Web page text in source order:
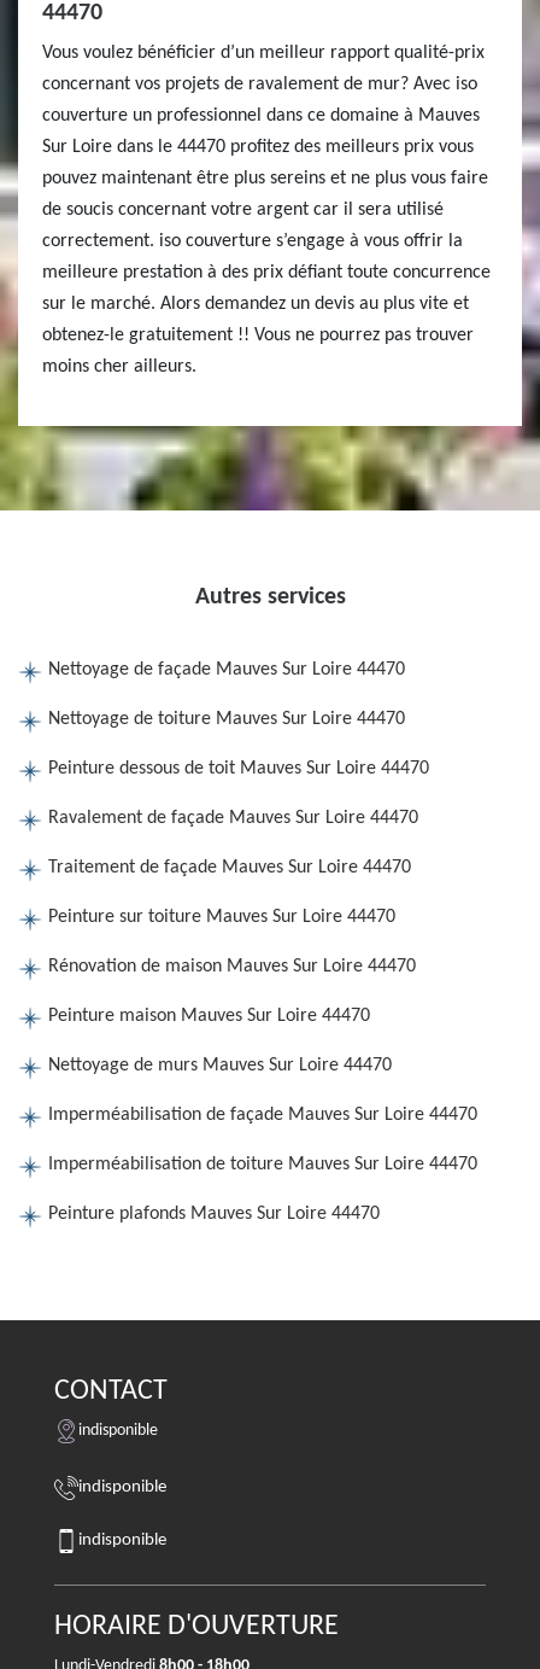
44470
Vous voulez bénéficier d’un meilleur rapport qualité-prix
concernant vos projets de ravalement de mur? Avec iso
couverture un professionnel dans ce domaine à Mauves
Sur Loire dans le 44470 profitez des meilleurs prix vous
pouvez maintenant être plus sereins et ne plus vous faire
de soucis concernant votre argent car il sera utilisé
correctement. iso couverture s’engage à vous offrir la
meilleure prestation à des prix défiant toute concurrence
sur le marché. Alors demandez un devis au plus vite et
obtenez-le gratuitement !! Vous ne pourrez pas trouver
moins cher ailleurs.
Autres services
Nettoyage de façade Mauves Sur Loire 44470
Nettoyage de toiture Mauves Sur Loire 44470
Peinture dessous de toit Mauves Sur Loire 44470
Ravalement de façade Mauves Sur Loire 44470
Traitement de façade Mauves Sur Loire 44470
Peinture sur toiture Mauves Sur Loire 44470
Rénovation de maison Mauves Sur Loire 44470
Peinture maison Mauves Sur Loire 44470
Nettoyage de murs Mauves Sur Loire 44470
Imperméabilisation de façade Mauves Sur Loire 44470
Imperméabilisation de toiture Mauves Sur Loire 44470
Peinture plafonds Mauves Sur Loire 44470
CONTACT
indisponible
indisponible
indisponible
HORAIRE D'OUVERTURE